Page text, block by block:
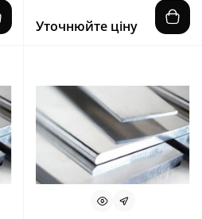
Уточнюйте ціну